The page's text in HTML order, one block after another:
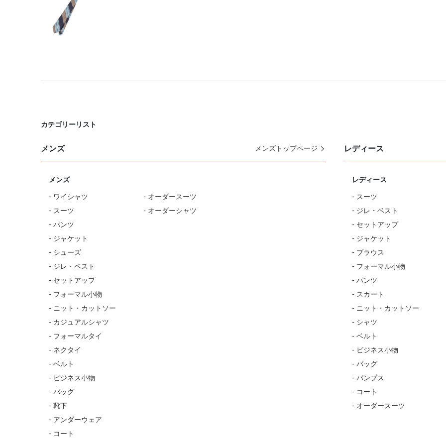
カテゴリーリスト
メンズ メンズトップページ
メンズ
- ワイシャツ
- スーツ
- パンツ
- ジャケット
- シューズ
- ジレ・ベスト
- セットアップ
- フォーマル小物
- ニット・カットソー
- カジュアルシャツ
- フォーマルタイ
- ネクタイ
- ベルト
- ビジネス小物
- バッグ
- 靴下
- アンダーウェア
- コート
- オーダースーツ
- オーダーシャツ
レディース
レディース
- スーツ
- ジレ・ベスト
- セットアップ
- ジャケット
- ブラウス
- フォーマル小物
- パンツ
- スカート
- ニット・カットソー
- シャツ
- ベルト
- ビジネス小物
- バッグ
- パンプス
- コート
- オーダースーツ